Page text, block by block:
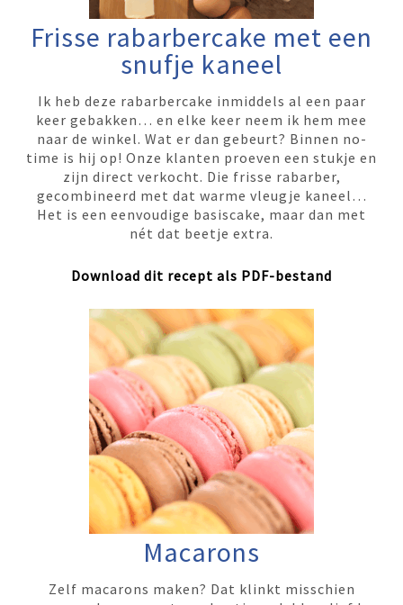
Frisse rabarbercake met een
snufje kaneel
Ik heb deze rabarbercake inmiddels al een paar
keer gebakken… en elke keer neem ik hem mee
naar de winkel. Wat er dan gebeurt? Binnen no-
time is hij op! Onze klanten proeven een stukje en
zijn direct verkocht. Die frisse rabarber,
gecombineerd met dat warme vleugje kaneel…
Het is een eenvoudige basiscake, maar dan met
nét dat beetje extra.
Download dit recept als PDF-bestand
Macarons
Zelf macarons maken? Dat klinkt misschien